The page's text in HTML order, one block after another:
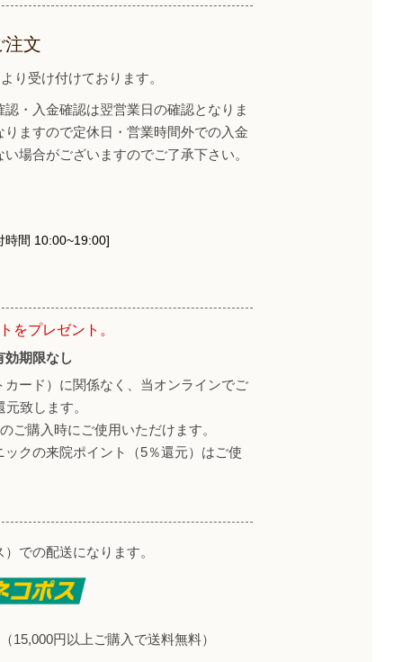
注文
り受け付けております。
・入金確認は翌営業日の確認となりま
ますので定休日・営業時間外での入金
場合がございますのでご了承下さい。
間 10:00~19:00]
をプレゼント。
期限なし
ード）に関係なく、当オンラインでご
致します。
ご購入時にご使用いただけます。
クの来院ポイント（5％還元）はご使
での配送になります。
15,000円以上ご購入で送料無料）